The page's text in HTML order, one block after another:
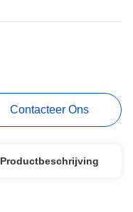
Contacteer Ons
Productbeschrijving